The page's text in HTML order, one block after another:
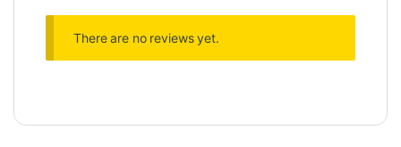
There are no reviews yet.